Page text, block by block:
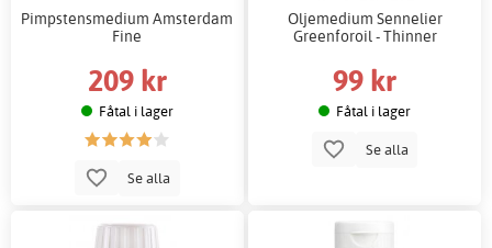
Pimpstensmedium Amsterdam
Fine
209 kr
Fåtal i lager
Se alla
Oljemedium Sennelier
Greenforoil - Thinner
99 kr
Fåtal i lager
Se alla